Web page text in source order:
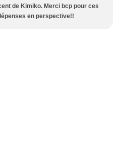
de Kimiko. Merci bcp pour ces
en perspective!!